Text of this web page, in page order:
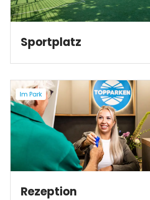
Sportplatz
Im Park
Rezeption